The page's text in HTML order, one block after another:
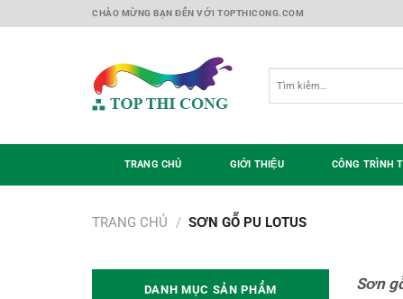
to
CHÀO MỪNG BẠN ĐẾN VỚI TOPTHICONG.COM
kiếm:
TRANG CHỦ GIỚI THIỆU CÔNG TRÌNH
TRANG CHỦ / SƠN GỖ PU LOTUS
DANH MỤC SẢN PHẨM Sơn